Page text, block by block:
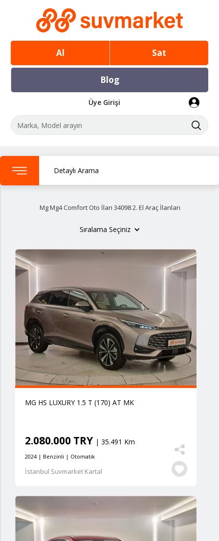
Al Sat
Blog
Üye Girişi
Detaylı Arama
Mg Mg4 Comfort Oto İlan 34098 2. El Araç İlanları
Sıralama Seçiniz
MG HS LUXURY 1.5 T (170) AT MK
2.080.000 TRY | 35.491 Km
2024 | Benzinli | Otomatik
İstanbul Suvmarket Kartal